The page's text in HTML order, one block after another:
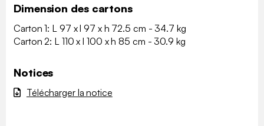
Dimension des cartons
Carton 1: L 97 x l 97 x h 72.5 cm - 34.7 kg
Carton 2: L 110 x l 100 x h 85 cm - 30.9 kg
Notices
Télécharger la notice